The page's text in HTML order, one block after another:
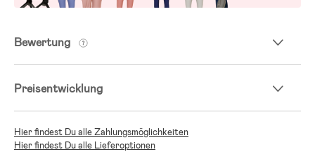
Bewertung
Preisentwicklung
Hier findest Du alle Zahlungsmöglichkeiten
Hier findest Du alle Lieferoptionen